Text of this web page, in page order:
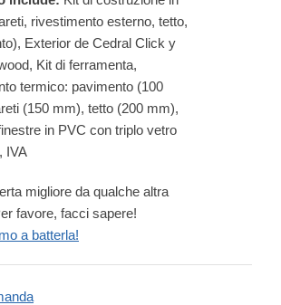
rivestimento esterno, tetto,
Exterior de Cedral Click y
Kit di ferramenta,
termico: pavimento (100
(150 mm), tetto (200 mm),
in PVC con triplo vetro
IVA
migliore da qualche altra
favore, facci sapere!
a batterla!